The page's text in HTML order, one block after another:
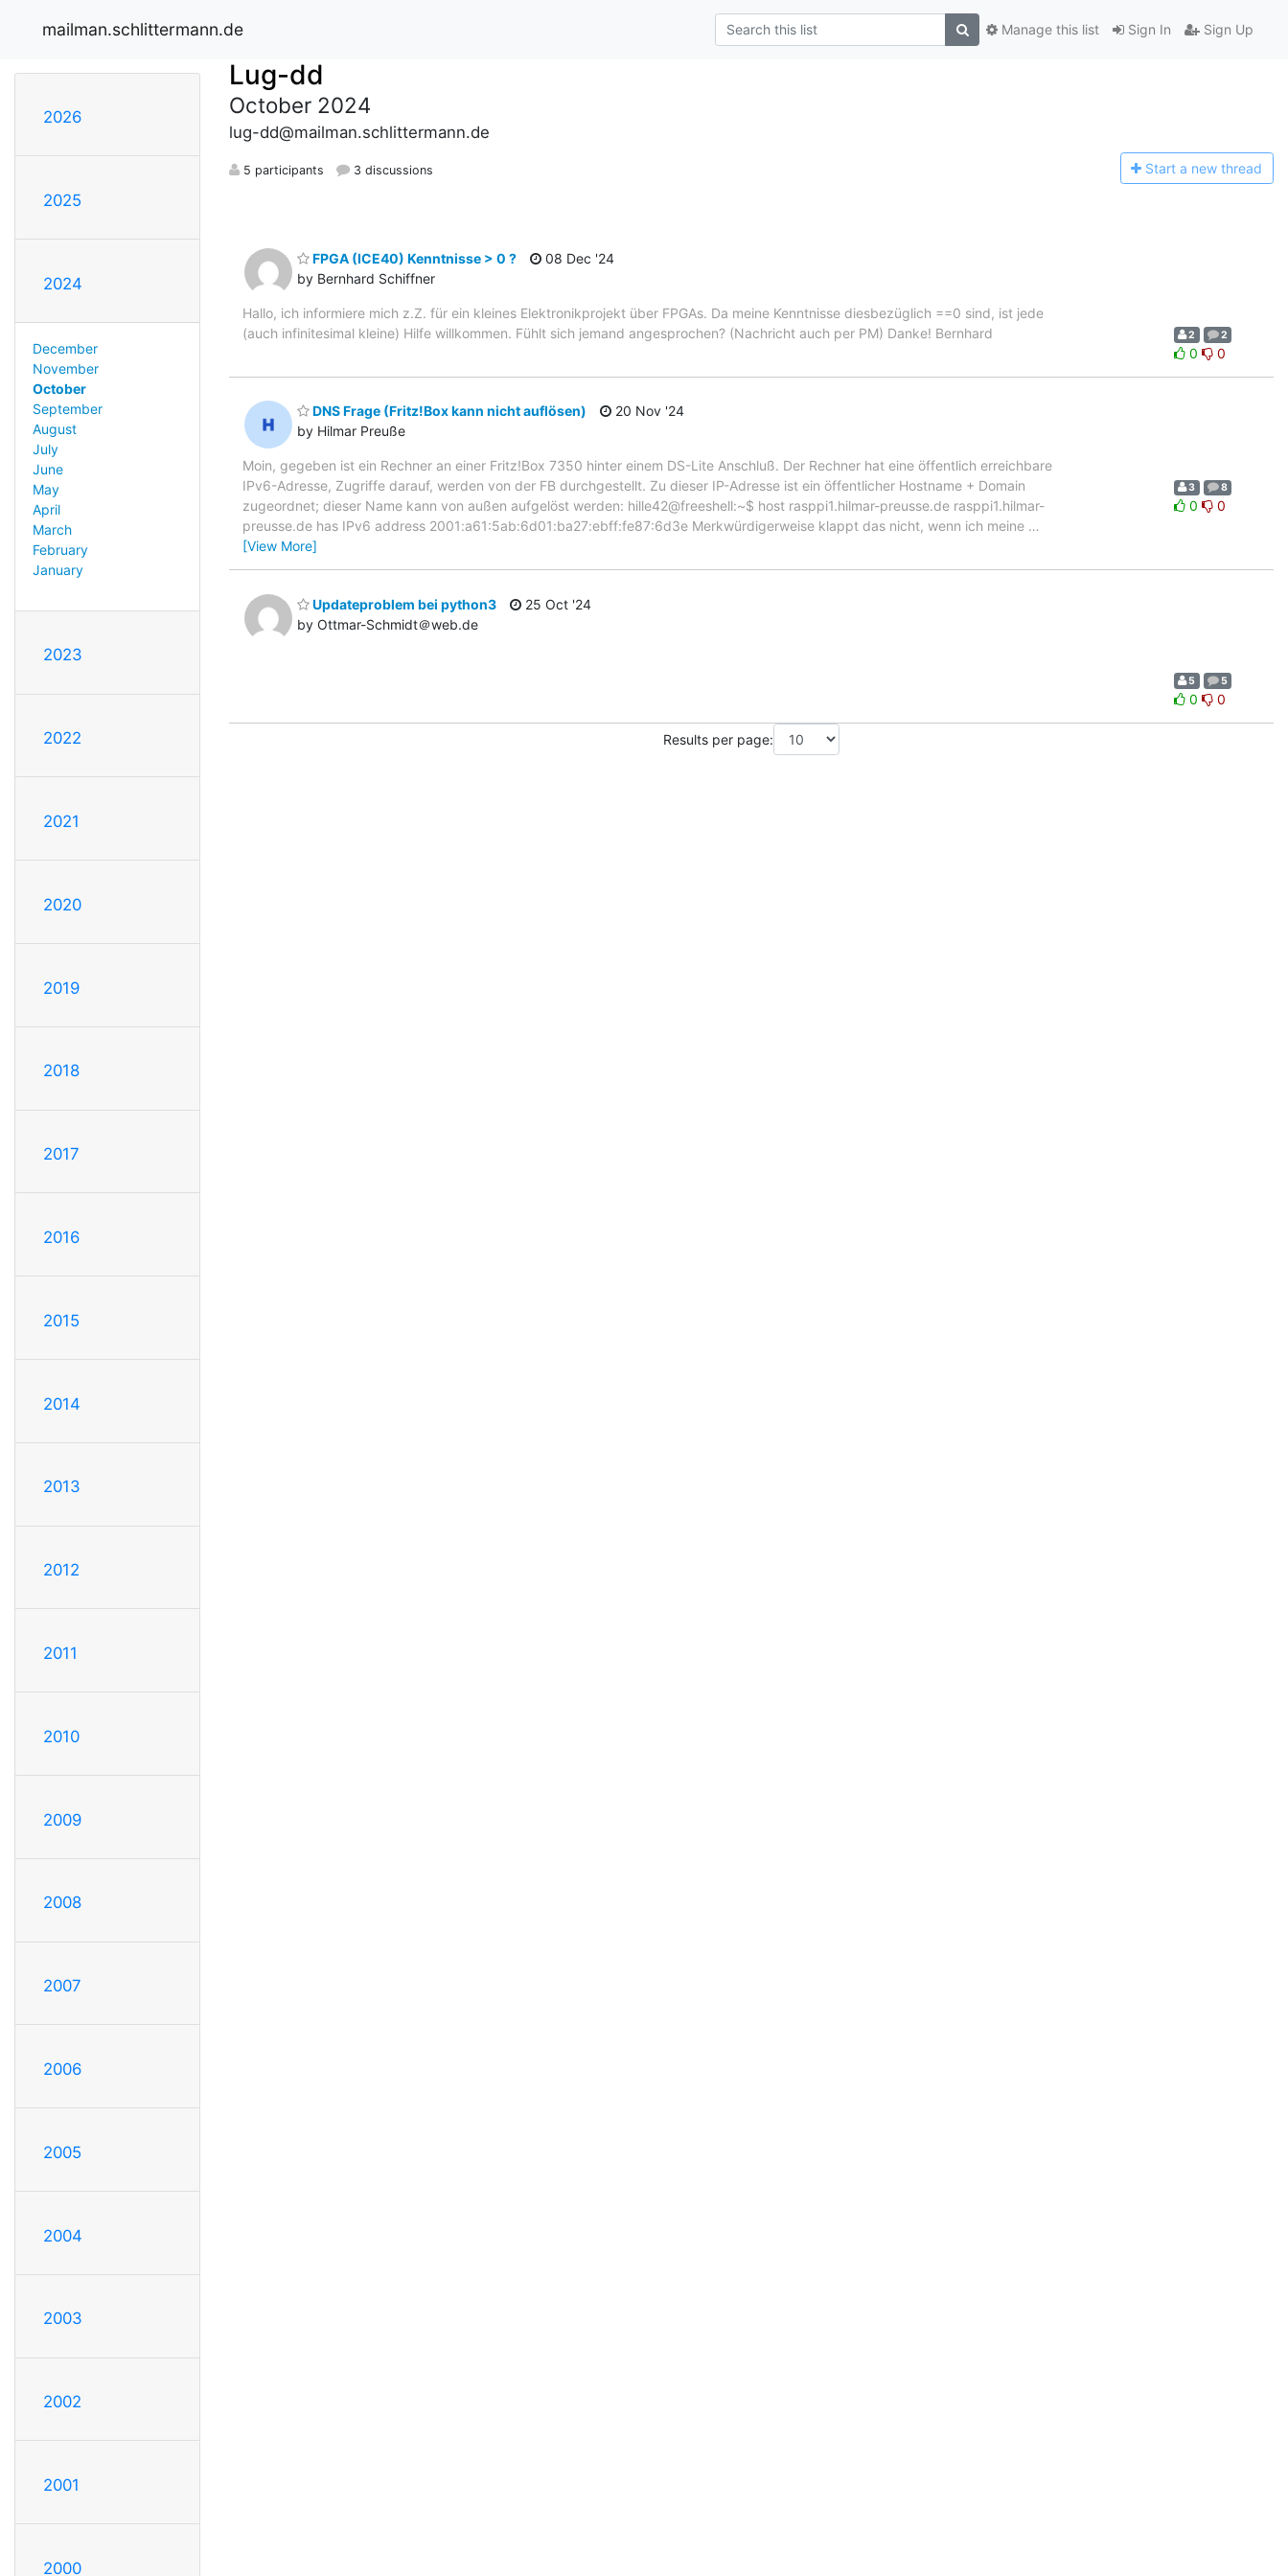
mailman.schlittermann.de Sign In Sign Up
Manage this list
2026
2025
2024
December
November
October
September
August
July
June
May
April
March
February
January
2023
2022
2021
2020
2019
2018
2017
2016
2015
2014
2013
2012
2011
2010
2009
2008
2007
2006
2005
2004
2003
2002
2001
2000
Lug-dd
October 2024
lug-dd@mailman.schlittermann.de
5 participants 3 discussions Start a new thread
FPGA (ICE40) Kenntnisse > 0 ?
by Bernhard Schiffner
08 Dec '24
Hallo, ich informiere mich z.Z. für ein kleines Elektronikprojekt über FPGAs. Da meine Kenntnisse diesbezüglich ==0 sind, ist jede
(auch infinitesimal kleine) Hilfe willkommen. Fühlt sich jemand angesprochen? (Nachricht auch per PM) Danke! Bernhard
2 2
0 0
DNS Frage (Fritz!Box kann nicht auflösen)
by Hilmar Preuße
20 Nov '24
Moin, gegeben ist ein Rechner an einer Fritz!Box 7350 hinter einem DS-Lite Anschluß. Der Rechner hat eine öffentlich erreichbare
IPv6-Adresse, Zugriffe darauf, werden von der FB durchgestellt. Zu dieser IP-Adresse ist ein öffentlicher Hostname + Domain
zugeordnet; dieser Name kann von außen aufgelöst werden: hille42@freeshell:~$ host rasppi1.hilmar-preusse.de rasppi1.hilmar-
preusse.de has IPv6 address 2001:a61:5ab:6d01:ba27:ebff:fe87:6d3e Merkwürdigerweise klappt das nicht, wenn ich meine …
[View More]
3 8
0 0
Updateproblem bei python3
by Ottmar-Schmidt＠web.de
25 Oct '24
5 5
0 0
Results per page: